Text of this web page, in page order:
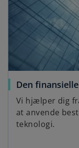
Den
Vi hjælper dig
at anvende
teknologi.